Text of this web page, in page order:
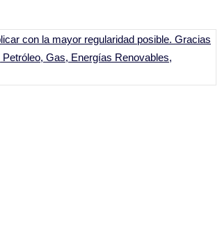
con la mayor regularidad posible. Gracias
Gas, Energías Renovables,